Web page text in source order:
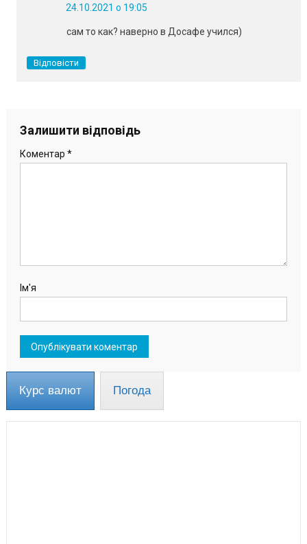
24.10.2021 о 19:05
сам то как? наверно в Досафе учился)
Відповісти
Залишити відповідь
Коментар *
Ім'я
Курс валют Погода